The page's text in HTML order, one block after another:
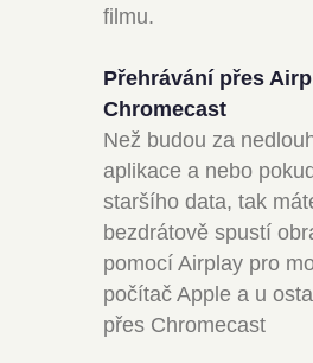
filmu.
Přehrávání přes
Chromecast
Než budou za
aplikace a nebo
staršího data, tak
bezdrátově spustí
pomocí Airplay pro
počítač Apple a u
přes Chromecast